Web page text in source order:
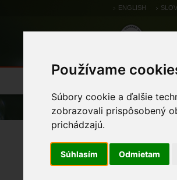
Používame
Súbory cookie a ďalšie
zobrazovali prispôsobený
prichádzajú.
Súhlasím Odmietam
ENGLISH
Úvod
uchaňa